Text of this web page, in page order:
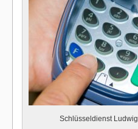
Schlüsseldienst Ludwig